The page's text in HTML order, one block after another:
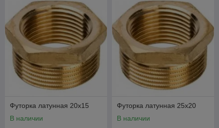
Футорка латунная 20х15
В наличии
Футорка латунная 25х20
В наличии